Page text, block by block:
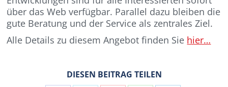
über das Web verfügbar. Parallel dazu bleiben die
gute Beratung und der Service als zentrales Ziel.
Alle Details zu diesem Angebot finden Sie hier…
DIESEN BEITRAG TEILEN